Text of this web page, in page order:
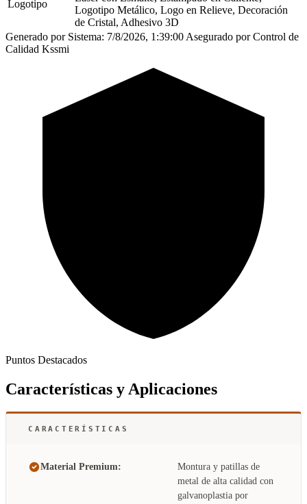
Logotipo
Logotipo Metálico, Logo en Relieve, Decoración
de Cristal, Adhesivo 3D
Generado por Sistema: 7/8/2026, 1:39:00 Asegurado por Control de
Calidad Kssmi
Puntos Destacados
Características y Aplicaciones
CARACTERÍSTICAS
Material Premium:
Montura y patillas de
metal de alta calidad con
galvanoplastia por